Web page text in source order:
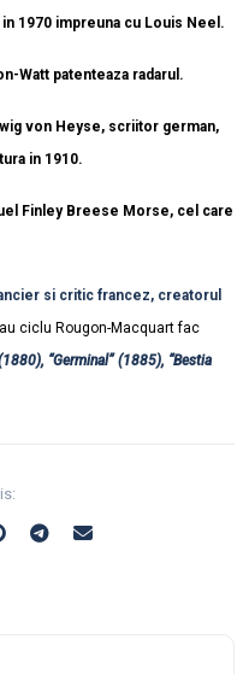
1970 impreuna cu Louis Neel.
Watt patenteaza radarul.
von Heyse, scriitor german,
in 1910.
Finley Breese Morse, cel care
si critic francez, creatorul
ciclu Rougon-Macquart fac
“Germinal” (1885), “Bestia